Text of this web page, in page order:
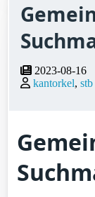
2023-08-16
kantorkel stb